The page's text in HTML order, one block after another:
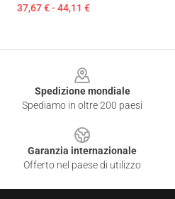
37,67 € - 44,11 €
Spedizione mondiale
Spediamo in oltre 200 paesi
Garanzia internazionale
Offerto nel paese di utilizzo